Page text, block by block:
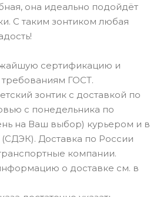
она идеально подойдёт
С таким зонтиком любая
сертификацию и
требованиям ГОСТ.
зонтик с доставкой по
с понедельника по
на Ваш выбор) курьером и в
Доставка по России
компании.
о доставке см. в